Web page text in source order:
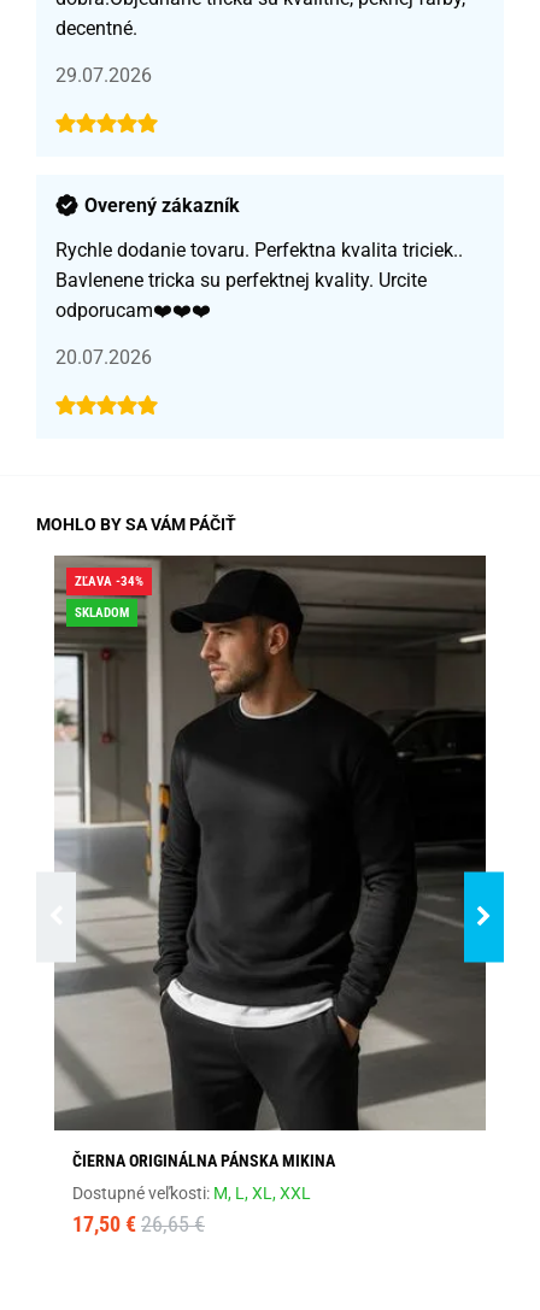
decentné.
29.07.2026
Overený zákazník
Rychle dodanie tovaru. Perfektna kvalita triciek..
Bavlenene tricka su perfektnej kvality. Urcite
odporucam❤️❤️❤️
20.07.2026
MOHLO BY SA VÁM PÁČIŤ
ZĽAVA -34%
SKLADOM
ČIERNA ORIGINÁLNA PÁNSKA MIKINA
Dostupné veľkosti: M, L,XL,XXL
17,50 € 26,65 €